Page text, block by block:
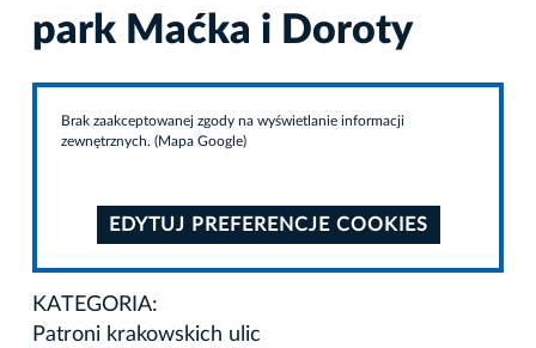
park Maćka i Doroty
Brak zaakceptowanej zgody na wyświetlanie informacji
zewnętrznych. (Mapa Google)
EDYTUJ PREFERENCJE COOKIES
KATEGORIA:
Patroni krakowskich ulic